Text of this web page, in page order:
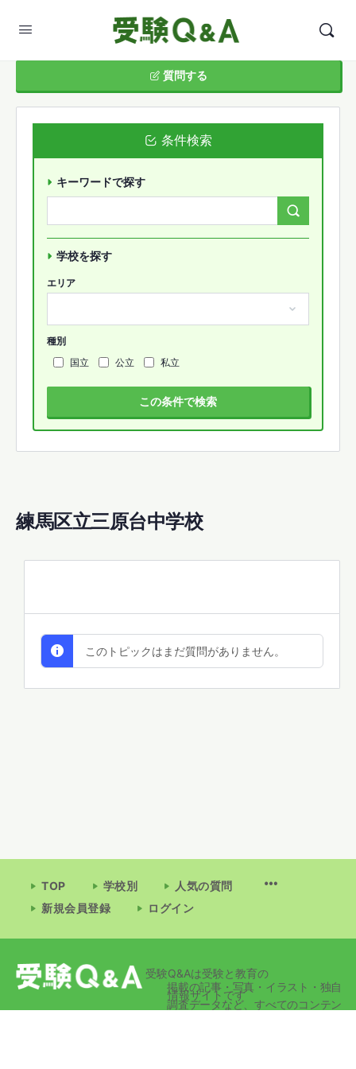
練馬区立三原台中学校
このトピックはまだ質問がありません。
質問する
条件検索
キーワードで探す
学校を探す
エリア
種別
国立
公立 私立
この条件で検索
TOP 学校別
人気の質問
新規会員登録
ログイン
受験Q&Aは受験と教育の
情報サイトです
掲載の記事・写真・イラスト・独自
調査データなど、すべてのコンテン